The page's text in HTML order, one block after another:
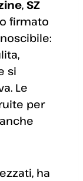
, SZ
firmato
si
Le
per
ha